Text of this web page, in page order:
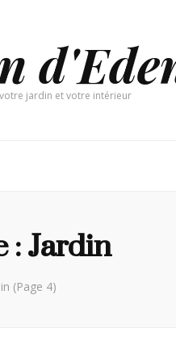
jardin et votre intérieur
:Jardin
(Page 4)